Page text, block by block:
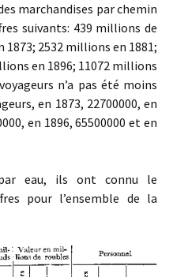
marchandises par chemin
suivants: 439 millions de
1873; 2532 millions en 1881;
en 1896; 11072 millions
n’a pas été moins
en 1873, 22700000, en
en 1896, 65500000 et en
eau, ils ont connu le
pour l’ensemble de la